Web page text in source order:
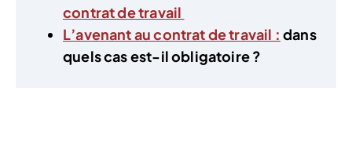
contrat de travail
L’avenant au contrat de travail : dans
quels cas est-il obligatoire ?